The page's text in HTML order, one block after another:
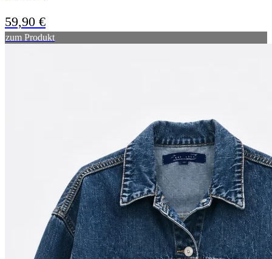
59,90 €
zum Produkt